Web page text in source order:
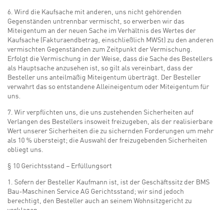
6. Wird die Kaufsache mit anderen, uns nicht gehörenden
Gegenständen untrennbar vermischt, so erwerben wir das
Miteigentum an der neuen Sache im Verhältnis des Wertes der
Kaufsache (Fakturaendbetrag, einschließlich MWSt) zu den anderen
vermischten Gegenständen zum Zeitpunkt der Vermischung.
Erfolgt die Vermischung in der Weise, dass die Sache des Bestellers
als Hauptsache anzusehen ist, so gilt als vereinbart, dass der
Besteller uns anteilmäßig Miteigentum überträgt. Der Besteller
verwahrt das so entstandene Alleineigentum oder Miteigentum für
uns.
7. Wir verpflichten uns, die uns zustehenden Sicherheiten auf
Verlangen des Bestellers insoweit freizugeben, als der realisierbare
Wert unserer Sicherheiten die zu sichernden Forderungen um mehr
als 10 % übersteigt; die Auswahl der freizugebenden Sicherheiten
obliegt uns.
§ 10 Gerichtsstand – Erfüllungsort
1. Sofern der Besteller Kaufmann ist, ist der Geschäftssitz der BMS
Bau-Maschinen Service AG Gerichtsstand; wir sind jedoch
berechtigt, den Besteller auch an seinem Wohnsitzgericht zu